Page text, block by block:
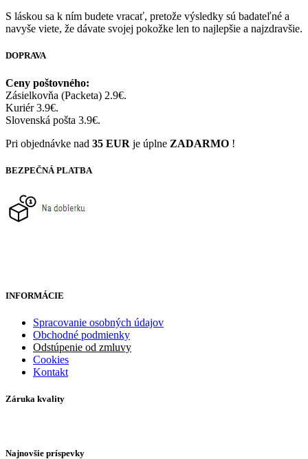
S láskou sa k ním budete vracať, pretože výsledky sú badateľné a
navyše viete, že dávate svojej pokožke len to najlepšie a najzdravšie.
DOPRAVA
Ceny poštovného:
Zásielkovňa (Packeta) 2.9€.
Kuriér 3.9€.
Slovenská pošta 3.9€.
Pri objednávke nad 35 EUR je úplne ZADARMO !
BEZPEČNÁ PLATBA
INFORMÁCIE
Spracovanie osobných údajov
Obchodné podmienky
Odstúpenie od zmluvy
Cookies
Kontakt
Záruka kvality
Najnovšie príspevky